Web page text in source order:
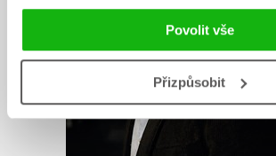
Povolit vše
Přizpůsobit